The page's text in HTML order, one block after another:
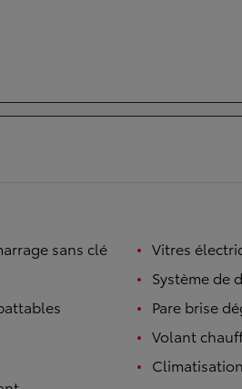
sans clé
Vitres
Système de
Pare brise
Volant